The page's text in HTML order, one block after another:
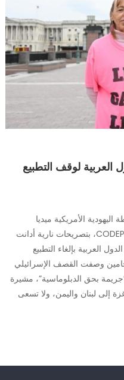
العربية لوقف التطبيع
الأمريكية ميديا
بنجامين، المؤسسة المشاركة لحركة CODEPINK، بتصريحات نارية أدانت
العربية بإلغاء التطبيع
وصفت القصف الإسرائيلي
بحق الدبلوماسية”، مشيرة
إلى لبنان واليمن، ولا تسعى